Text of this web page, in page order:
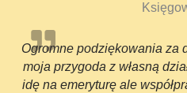
Ogromne podziękowania za
moja przygoda z własną
idę na emeryturę ale